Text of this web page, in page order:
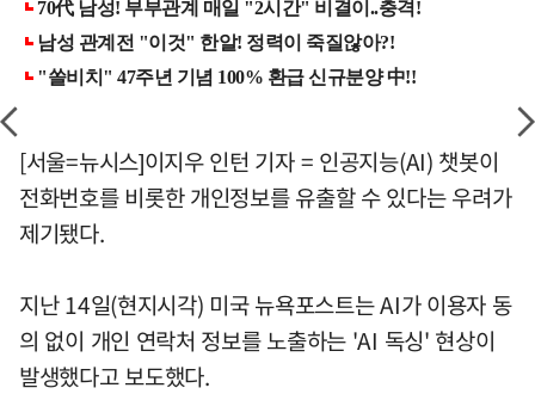
[서울=뉴시스]이지우 인턴 기자 = 인공지능(AI) 챗봇이
전화번호를 비롯한 개인정보를 유출할 수 있다는 우려가
제기됐다.
지난 14일(현지시각) 미국 뉴욕포스트는 AI가 이용자 동
의 없이 개인 연락처 정보를 노출하는 'AI 독싱' 현상이
발생했다고 보도했다.